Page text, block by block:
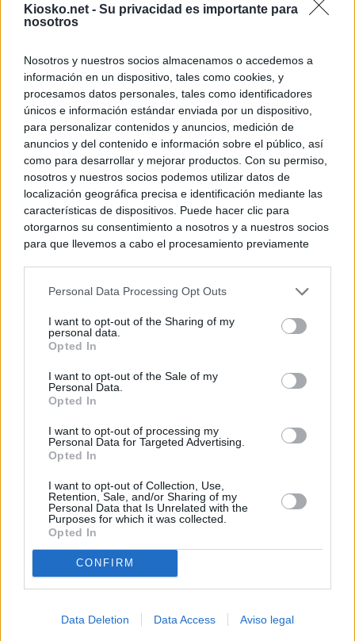
Kiosko.net - Su privacidad es importante para
nosotros
Nosotros y nuestros socios almacenamos o accedemos a
información en un dispositivo, tales como cookies, y
procesamos datos personales, tales como identificadores
únicos e información estándar enviada por un dispositivo,
para personalizar contenidos y anuncios, medición de
anuncios y del contenido e información sobre el público, así
como para desarrollar y mejorar productos. Con su permiso,
nosotros y nuestros socios podemos utilizar datos de
localización geográfica precisa e identificación mediante las
características de dispositivos. Puede hacer clic para
otorgarnos su consentimiento a nosotros y a nuestros socios
para que llevemos a cabo el procesamiento previamente
negar su consentimiento. Tenga en cuenta que algún
de su consentimiento, pero usted tiene el derecho de
rechazar tal procesamiento. Sus preferencias se aplicarán
cualquier momento entrando de nuevo en este sitio web o
visitando nuestra política de privacidad.
Personal Data Processing Opt Outs
I want to opt-out of the Sharing of my
personal data.
Opted In
I want to opt-out of the Sale of my
Personal Data.
Opted In
I want to opt-out of processing my
Personal Data for Targeted Advertising.
Opted In
I want to opt-out of Collection, Use,
Retention, Sale, and/or Sharing of my
Personal Data that Is Unrelated with the
Purposes for which it was collected.
Opted In
CONFIRM
Data Deletion Data Access Aviso legal